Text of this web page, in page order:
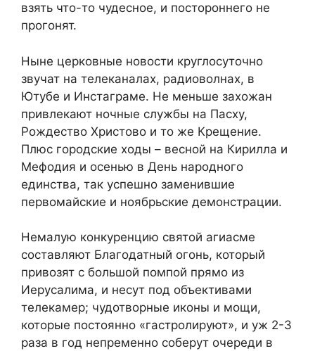
взять что-то чудесное, и постороннего не
прогонят.
Ныне церковные новости круглосуточно
звучат на телеканалах, радиоволнах, в
Ютубе и Инстаграме. Не меньше захожан
привлекают ночные службы на Пасху,
Рождество Христово и то же Крещение.
Плюс городские ходы – весной на Кирилла и
Мефодия и осенью в День народного
единства, так успешно заменившие
первомайские и ноябрьские демонстрации.
Немалую конкуренцию святой агиасме
составляют Благодатный огонь, который
привозят с большой помпой прямо из
Иерусалима, и несут под объективами
телекамер; чудотворные иконы и мощи,
которые постоянно «гастролируют», и уж 2-3
раза в год непременно соберут очереди в